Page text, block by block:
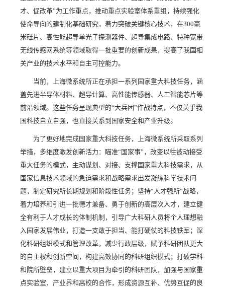
才、促改革”为工作重点，推动重点实验室体系重组，持续强化
使命导向的建制化基础研究，着力突破关键核心技术，在300毫
米硅片、高性能超导单光子探测器件、超导集成电路、特种宽带
无线传感网系统等领域取得一批重要的创新成果，提高了我国相
关产业的技术水平和自主可控能力。
当前，上海微系统所正在承担一系列国家重大科技任务，涵
盖先进半导体材料、超导计算、高性能传感器、人工智能芯片等
前沿领域。这些任务呈现典型的“大兵团”作战特点，不仅关乎我
国科技自立自强，也直接关系到国家安全和产业升级。
为了更好地完成国家重大科技任务，上海微系统所采取系列
举措，多维度激发创新活力：瞄准“国家事”，改变以往被动接受
重大任务的模式，主动谋划、对接、支撑国家重大科技需求，从
国家信息技术领域的急迫需求和战略需求出发凝练科学技术问
题，制定研究所长期规划和阶段性任务；坚持“人才强所”战略，
着力培养和引进一批德才兼备、勇于创新的高层次人才，建立健
全有利于人才成长的体制机制，引导广大科研人员将个人理想融
入国家发展伟业，打造一支敢于担当、能打硬仗的科技铁军；深
化科研组织模式和管理改革，减少行政层级，赋予科研团队更大
的自主权和创新空间，构建高效协同的科研组织模式；打破学科
和院所壁垒，建立以重大项目为牵引的科研团队，加强与国家重
点实验室、产业界和高校的合作，形成资源互补、优势互促的良